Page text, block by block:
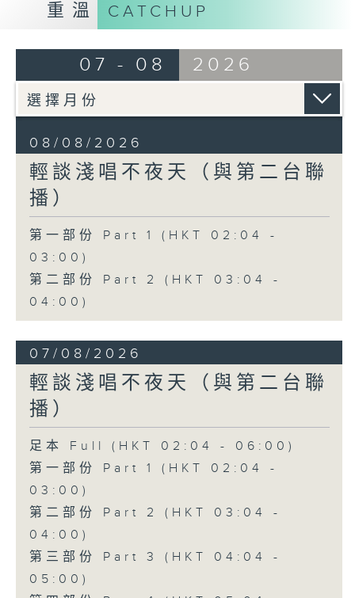
重溫 CATCHUP
07 - 08 2026
08/08/2026
輕談淺唱不夜天（與第二台聯
播）
第一部份 Part 1 (HKT 02:04 -
03:00)
第二部份 Part 2 (HKT 03:04 -
04:00)
07/08/2026
輕談淺唱不夜天（與第二台聯
播）
足本 Full (HKT 02:04 - 06:00)
第一部份 Part 1 (HKT 02:04 -
03:00)
第二部份 Part 2 (HKT 03:04 -
04:00)
第三部份 Part 3 (HKT 04:04 -
05:00)